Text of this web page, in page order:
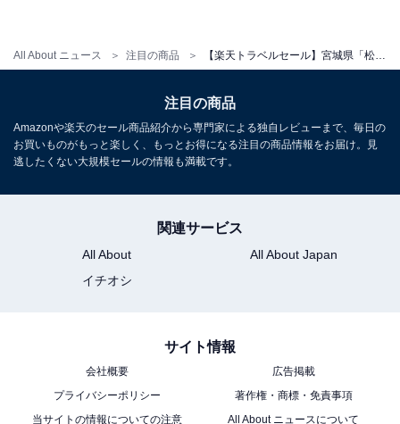
All About ニュース 注目の商品
注目の商品
Amazonや楽天のセール商品紹介から専門家による独自レビューまで、毎日の
お買いものがもっと楽しく、もっとお得になる注目の商品情報をお届け。見
逃したくない大規模セールの情報も満載です。
関連サービス
All About
All About Japan
イチオシ
サイト情報
会社概要
広告掲載
プライバシーポリシー
著作権・商標・免責事項
当サイトの情報についての注意
All About ニュースについて